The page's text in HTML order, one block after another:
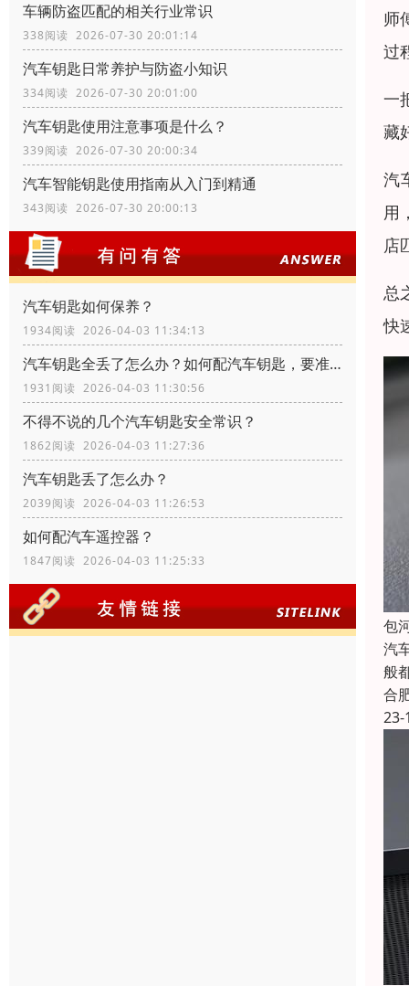
车辆防盗匹配的相关行业常识
338阅读 2026-07-30 20:01:14
汽车钥匙日常养护与防盗小知识
334阅读 2026-07-30 20:01:00
汽车钥匙使用注意事项是什么？
339阅读 2026-07-30 20:00:34
汽车智能钥匙使用指南从入门到精通
343阅读 2026-07-30 20:00:13
汽车钥匙如何保养？
1934阅读 2026-04-03 11:34:13
汽车钥匙全丢了怎么办？如何配汽车钥匙，要准备什么资料？
1931阅读 2026-04-03 11:30:56
不得不说的几个汽车钥匙安全常识？
1862阅读 2026-04-03 11:27:36
汽车钥匙丢了怎么办？
2039阅读 2026-04-03 11:26:53
如何配汽车遥控器？
1847阅读 2026-04-03 11:25:33
师
过
一
藏
汽
用
店
总
快
包
汽
般
合
23-